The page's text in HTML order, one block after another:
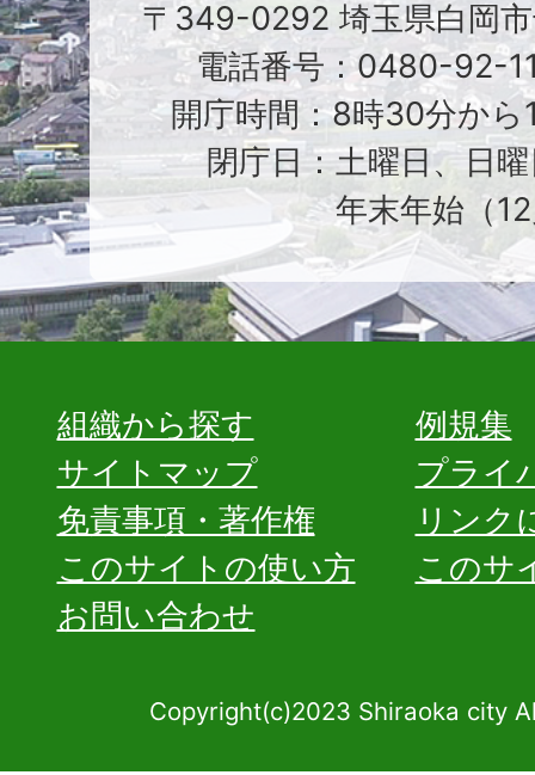
〒349-0292 埼玉県白岡
電話番号：0480-92-
開庁時間：8時30分から
閉庁日：土曜日、日
年末年始（
組織から探す
例規集
サイトマップ
プライ
免責事項・著作権
リンク
このサイトの使い方
このサ
お問い合わせ
Copyright(c)2023 Shiraoka city